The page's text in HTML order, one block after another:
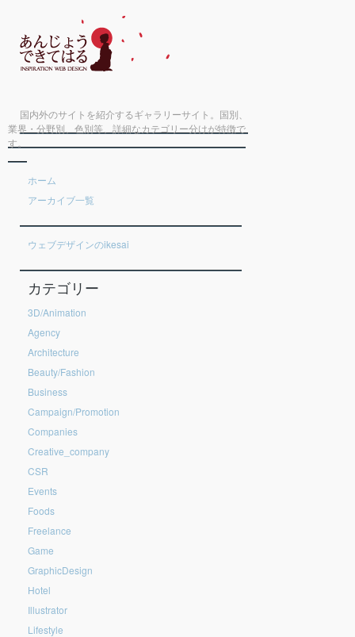
国内外のサイトを紹介するギャラリーサイト。国別、
業界・分野別、色別等、詳細なカテゴリー分けが特徴で
す。
ホーム
アーカイブ一覧
ウェブデザインのikesai
カテゴリー
3D/Animation
Agency
Architecture
Beauty/Fashion
Business
Campaign/Promotion
Companies
Creative_company
CSR
Events
Foods
Freelance
Game
GraphicDesign
Hotel
Illustrator
Lifestyle